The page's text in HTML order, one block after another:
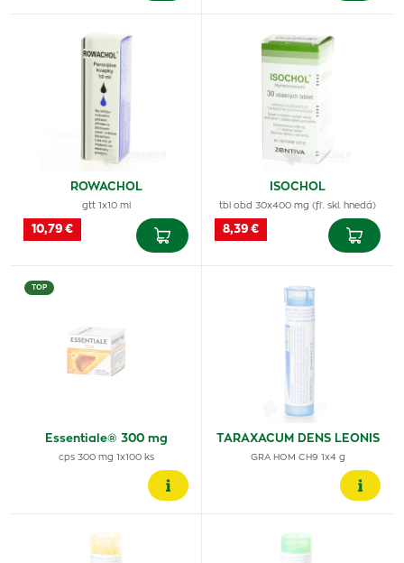
ROWACHOL
gtt 1x10 ml
10,79 €
ISOCHOL
tbl obd 30x400 mg (fľ. skl. hnedá)
8,39 €
TOP
Essentiale® 300 mg
cps 300 mg 1x100 ks
TARAXACUM DENS LEONIS
GRA HOM CH9 1x4 g